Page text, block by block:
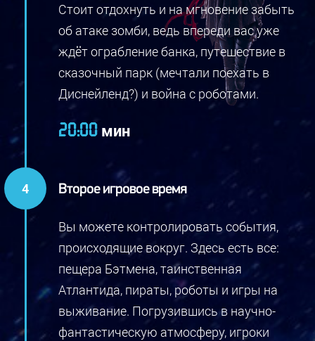
Стоит отдохнуть и на мгновение забыть
об атаке зомби, ведь впереди вас уже
ждёт ограбление банка, путешествие в
сказочный парк (мечтали поехать в
Диснейленд?) и война с роботами.
20:00 мин
Второе игровое время
Вы можете контролировать события,
происходящие вокруг. Здесь есть все:
пещера Бэтмена, таинственная
Атлантида, пираты, роботы и игры на
выживание. Погрузившись в научно-
фантастическую атмосферу, игроки